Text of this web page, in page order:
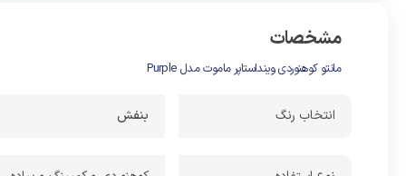
مشخصات
مانتو کوهنوردی وینداستاپر ماموت مدل Purple
انتخاب رنگ بنفش